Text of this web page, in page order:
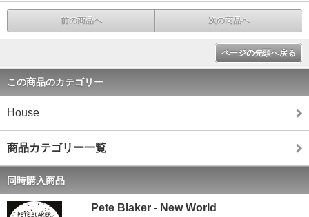
前の商品へ 次の商品へ
ページの先頭へ戻る
この商品のカテゴリー
House
商品カテゴリー一覧
同時購入商品
Pete Blaker - New World